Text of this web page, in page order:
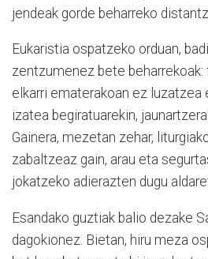
jendeak gorde beharreko
Eukaristia ospatzeko orduan,
zentzumenez bete beharrekoak:
elkarri ematerakoan ez luzatzea
izatea begiratuarekin,
Gainera, mezetan zehar,
zabaltzeaz gain, arau eta
jokatzeko adierazten dugu
Esandako guztiak balio dezake
dagokionez. Bietan, hiru meza